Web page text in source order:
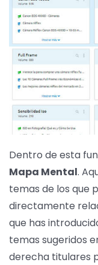
Dentro de esta
Mapa Mental.
temas de los que
directamente
que has
temas sugeridos
derecha titulares